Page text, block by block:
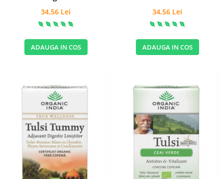
34,56 Lei
ADAUGA IN COS
34,56 Lei
ADAUGA IN COS